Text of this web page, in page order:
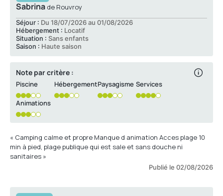
Sabrina de Rouvroy
Séjour : Du 18/07/2026 au 01/08/2026
Hébergement : Locatif
Situation : Sans enfants
Saison : Haute saison
Note par critère :
Piscine Hébergement Paysagisme Services
Animations
« Camping calme et propre Manque d animation Acces plage 10
min à pied, plage publique qui est sale et sans douche ni
sanitaires »
Publié le 02/08/2026